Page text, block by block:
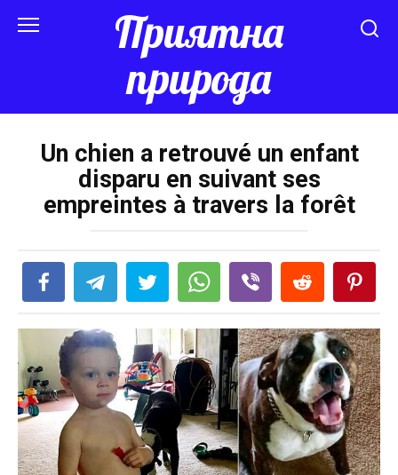
Приятна
природа
Un chien a retrouvé un enfant
disparu en suivant ses
empreintes à travers la forêt